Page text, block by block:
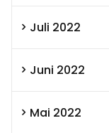
Juli 2022
Juni 2022
Mai 2022